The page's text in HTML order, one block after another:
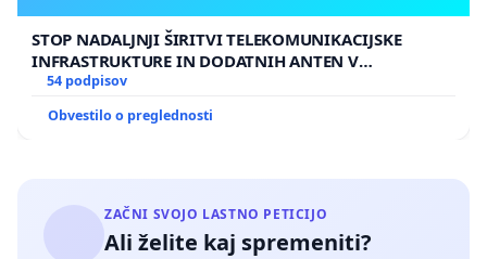
STOP NADALJNJI ŠIRITVI TELEKOMUNIKACIJSKE
INFRASTRUKTURE IN DODATNIH ANTEN V
GRADIŠČAKU
54 podpisov
Obvestilo o preglednosti
ZAČNI SVOJO LASTNO PETICIJO
Ali želite kaj spremeniti?